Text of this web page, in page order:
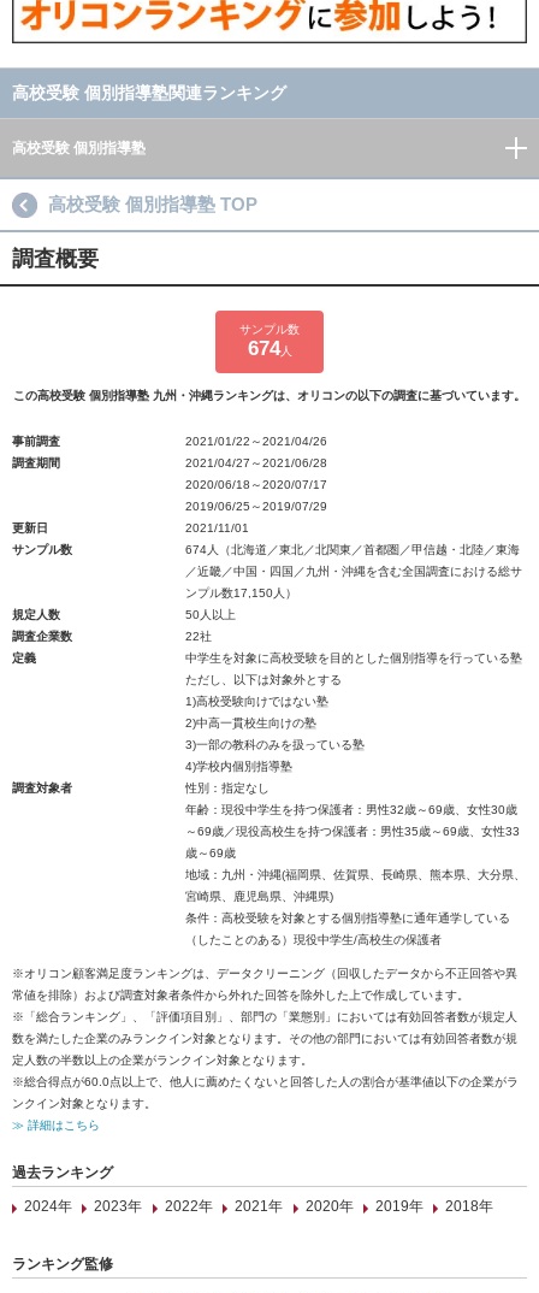
高校受験 個別指導塾関連ランキング
高校受験 個別指導塾
高校受験 個別指導塾 TOP
調査概要
サンプル数
674人
この高校受験 個別指導塾 九州・沖縄ランキングは、オリコンの以下の調査に基づいています。
事前調査
2021/01/22～2021/04/26
調査期間
2021/04/27～2021/06/28
2020/06/18～2020/07/17
2019/06/25～2019/07/29
更新日
2021/11/01
サンプル数
674人（北海道／東北／北関東／首都圏／甲信越・北陸／東海
／近畿／中国・四国／九州・沖縄を含む全国調査における総サ
ンプル数17,150人）
規定人数
50人以上
調査企業数
22社
定義
中学生を対象に高校受験を目的とした個別指導を行っている塾
ただし、以下は対象外とする
1)高校受験向けではない塾
2)中高一貫校生向けの塾
3)一部の教科のみを扱っている塾
4)学校内個別指導塾
調査対象者
性別：指定なし
年齢：現役中学生を持つ保護者：男性32歳～69歳、女性30歳
～69歳／現役高校生を持つ保護者：男性35歳～69歳、女性33
歳～69歳
地域：九州・沖縄(福岡県、佐賀県、長崎県、熊本県、大分県、
宮崎県、鹿児島県、沖縄県)
条件：高校受験を対象とする個別指導塾に通年通学している
（したことのある）現役中学生/高校生の保護者
※オリコン顧客満足度ランキングは、データクリーニング（回収したデータから不正回答や異
常値を排除）および調査対象者条件から外れた回答を除外した上で作成しています。
※「総合ランキング」、「評価項目別」、部門の「業態別」においては有効回答者数が規定人
数を満たした企業のみランクイン対象となります。その他の部門においては有効回答者数が規
定人数の半数以上の企業がランクイン対象となります。
※総合得点が60.0点以上で、他人に薦めたくないと回答した人の割合が基準値以下の企業がラ
ンクイン対象となります。
≫ 詳細はこちら
過去ランキング
2024年
2023年 2022年 2021年 2020年 2019年 2018年
ランキング監修